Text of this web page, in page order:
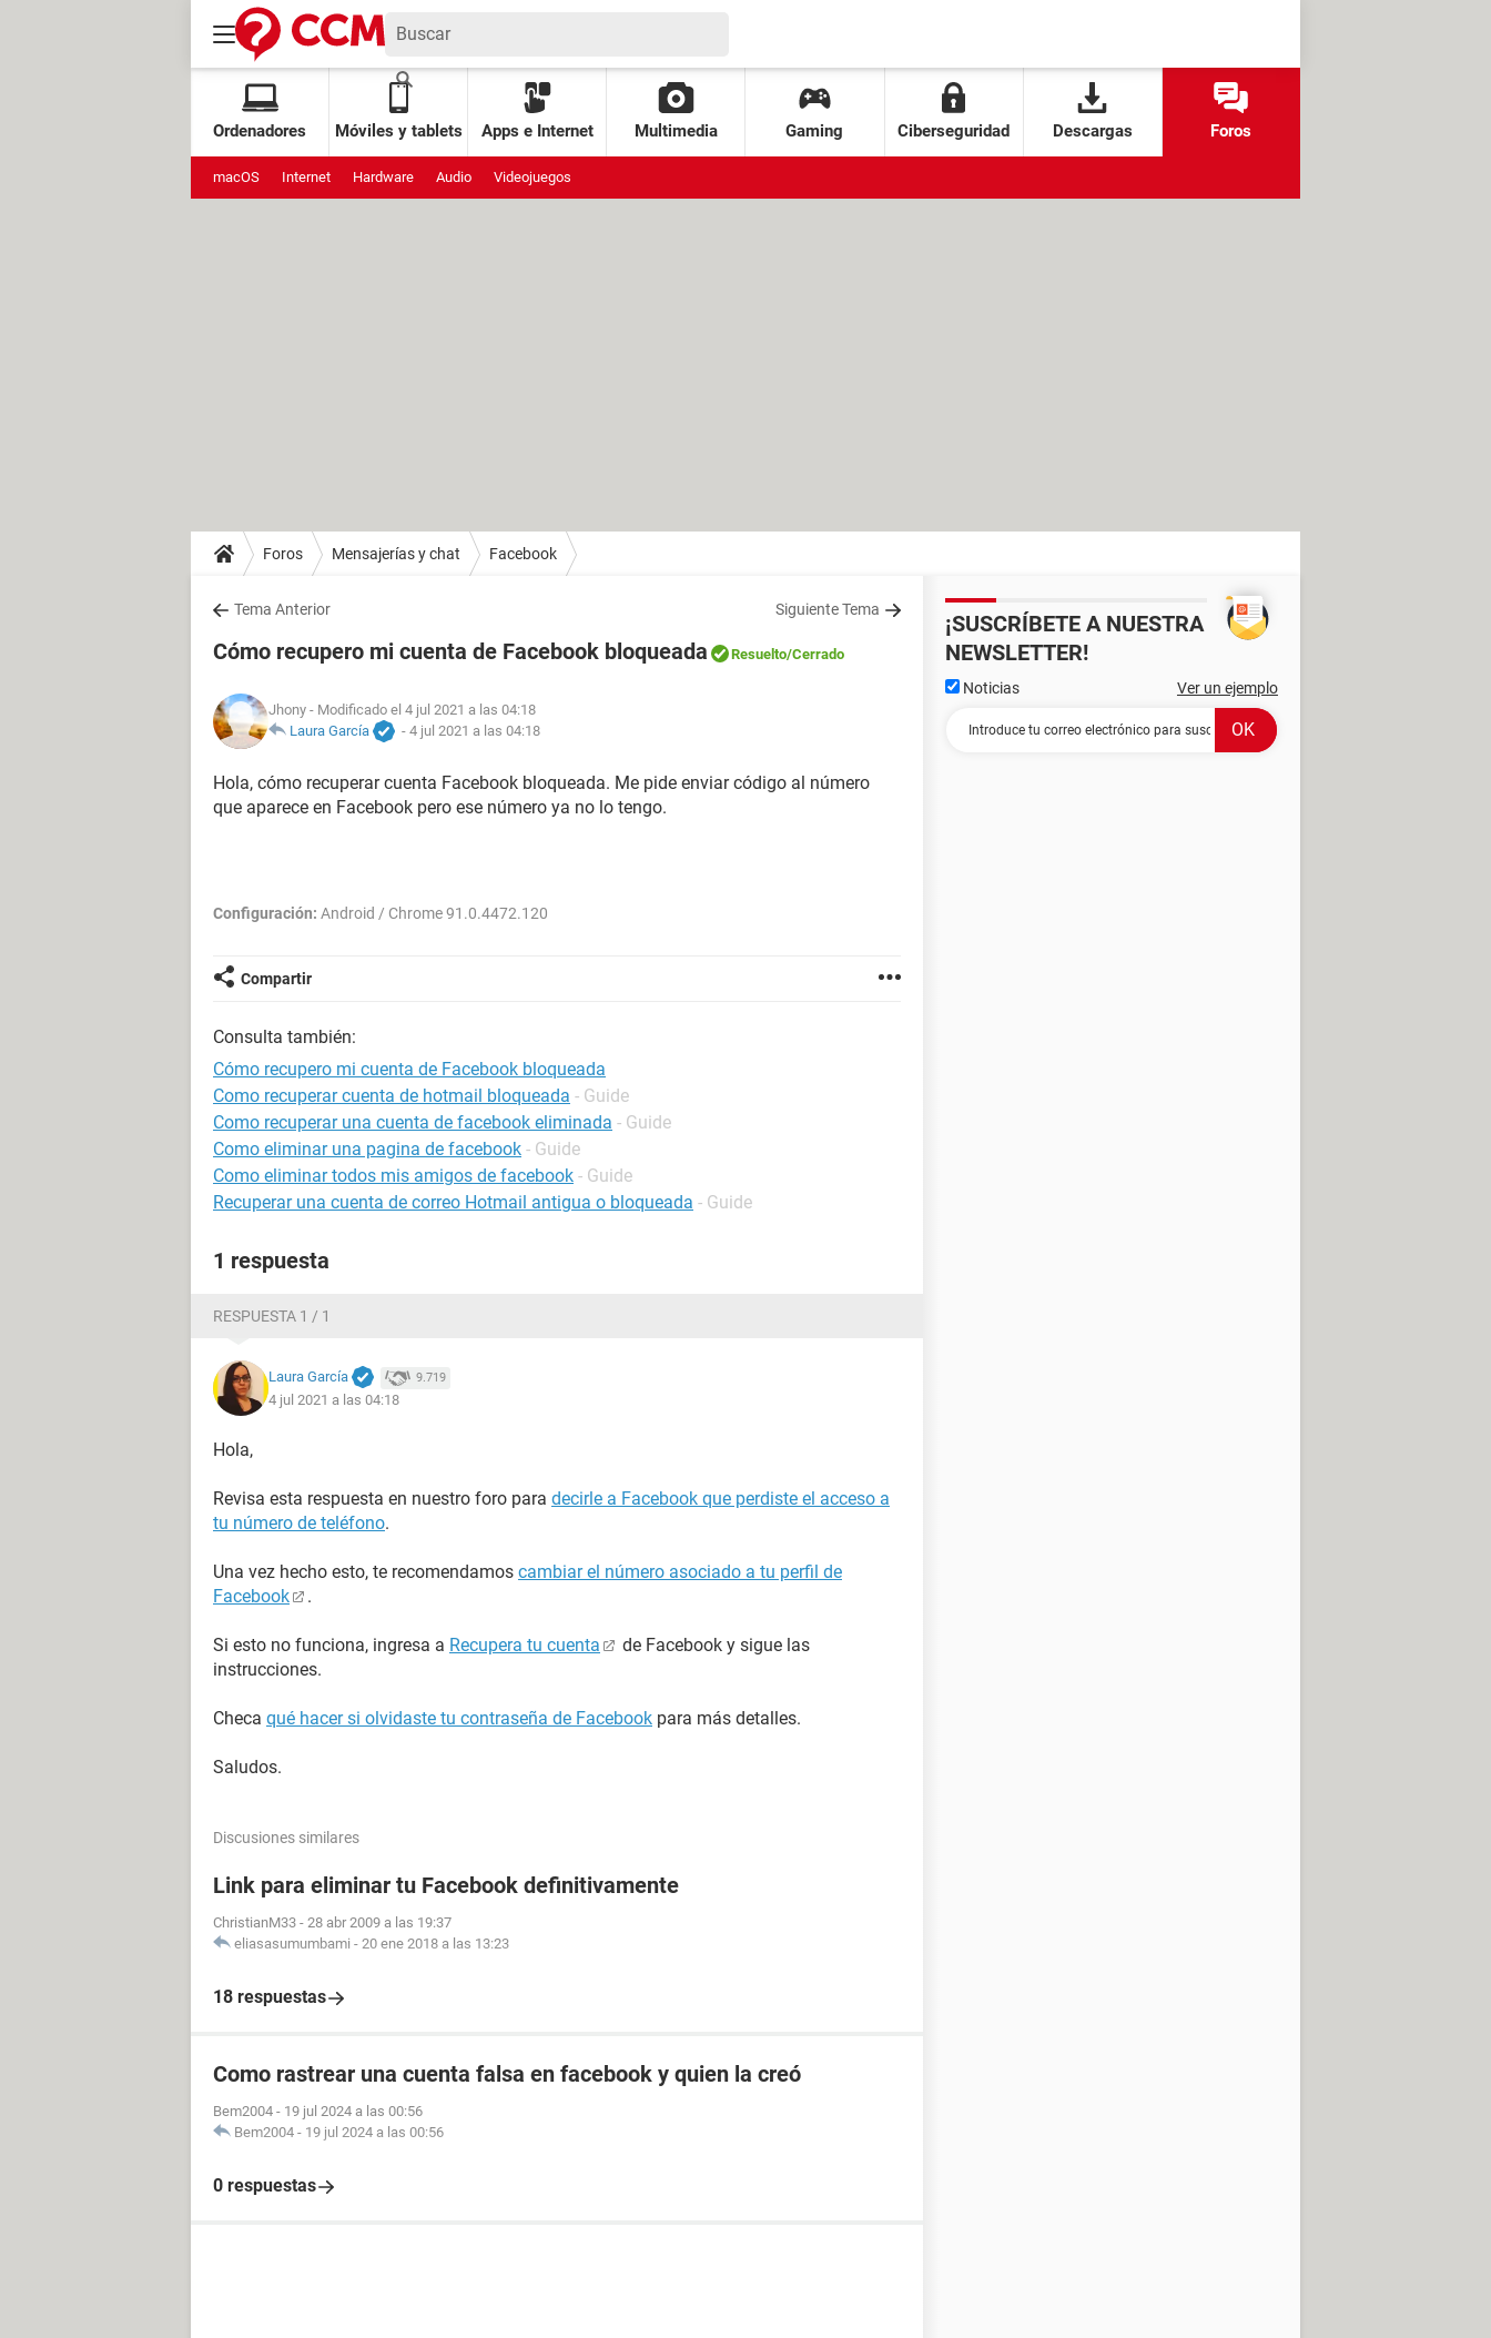
Ordenadores Móviles y tablets Apps e Internet Multimedia Gaming Ciberseguridad Descargas Foros
macOS Internet Hardware Audio Videojuegos
Foros Mensajerías y chat Facebook
Tema Anterior Siguiente Tema
Cómo recupero mi cuenta de Facebook bloqueada Resuelto/Cerrado
Jhony - Modificado el 4 jul 2021 a las 04:18
Laura García
- 4 jul 2021 a las 04:18
Hola, cómo recuperar cuenta Facebook bloqueada. Me pide enviar código al número
que aparece en Facebook pero ese número ya no lo tengo.
Configuración: Android / Chrome 91.0.4472.120
Compartir
Consulta también:
Cómo recupero mi cuenta de Facebook bloqueada
Como recuperar cuenta de hotmail bloqueada - Guide
Como recuperar una cuenta de facebook eliminada - Guide
Como eliminar una pagina de facebook - Guide
Como eliminar todos mis amigos de facebook - Guide
Recuperar una cuenta de correo Hotmail antigua o bloqueada - Guide
1 respuesta
RESPUESTA 1 / 1
Laura García 9.719
4 jul 2021 a las 04:18
Hola,
Revisa esta respuesta en nuestro foro para decirle a Facebook que perdiste el acceso a
tu número de teléfono.
Una vez hecho esto, te recomendamos cambiar el número asociado a tu perfil de
Facebook
.
Si esto no funciona, ingresa a Recupera tu cuenta
de Facebook y sigue las
instrucciones.
Checa qué hacer si olvidaste tu contraseña de Facebook para más detalles.
Saludos.
Discusiones similares
Link para eliminar tu Facebook definitivamente
ChristianM33 - 28 abr 2009 a las 19:37
eliasasumumbami - 20 ene 2018 a las 13:23
18 respuestas
Como rastrear una cuenta falsa en facebook y quien la creó
Bem2004 - 19 jul 2024 a las 00:56
Bem2004 - 19 jul 2024 a las 00:56
0 respuestas
¡SUSCRÍBETE A NUESTRA
NEWSLETTER!
Noticias Ver un ejemplo